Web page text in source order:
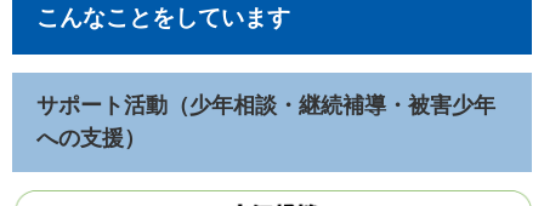
こんなことをしています
サポート活動（少年相談・継続補導・被害少年
への支援）